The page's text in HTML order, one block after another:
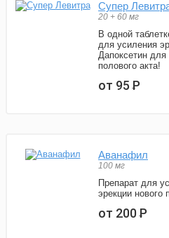
Супер
20 + 60 мг
В одной
для усиления
Дапоксетин
полового акта!
от 95Р
Аванафил
100 мг
Препарат для
эрекции нового
от 200Р